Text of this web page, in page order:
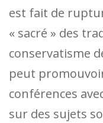
est fait de
« sacré » des
conservatisme
peut
conférences
sur des sujets